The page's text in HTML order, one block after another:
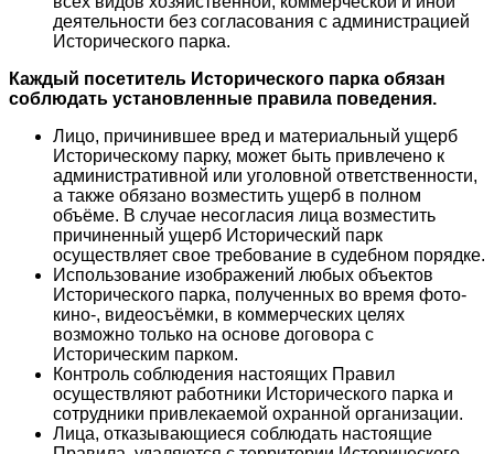
деятельности без согласования с администрацией
Исторического парка.
Каждый посетитель Исторического парка обязан
соблюдать установленные правила поведения.
Лицо, причинившее вред и материальный ущерб
Историческому парку, может быть привлечено к
административной или уголовной ответственности,
а также обязано возместить ущерб в полном
объёме. В случае несогласия лица возместить
причиненный ущерб Исторический парк
осуществляет свое требование в судебном порядке.
Использование изображений любых объектов
Исторического парка, полученных во время фото-
кино-, видеосъёмки, в коммерческих целях
возможно только на основе договора с
Историческим парком.
Контроль соблюдения настоящих Правил
осуществляют работники Исторического парка и
сотрудники привлекаемой охранной организации.
Лица, отказывающиеся соблюдать настоящие